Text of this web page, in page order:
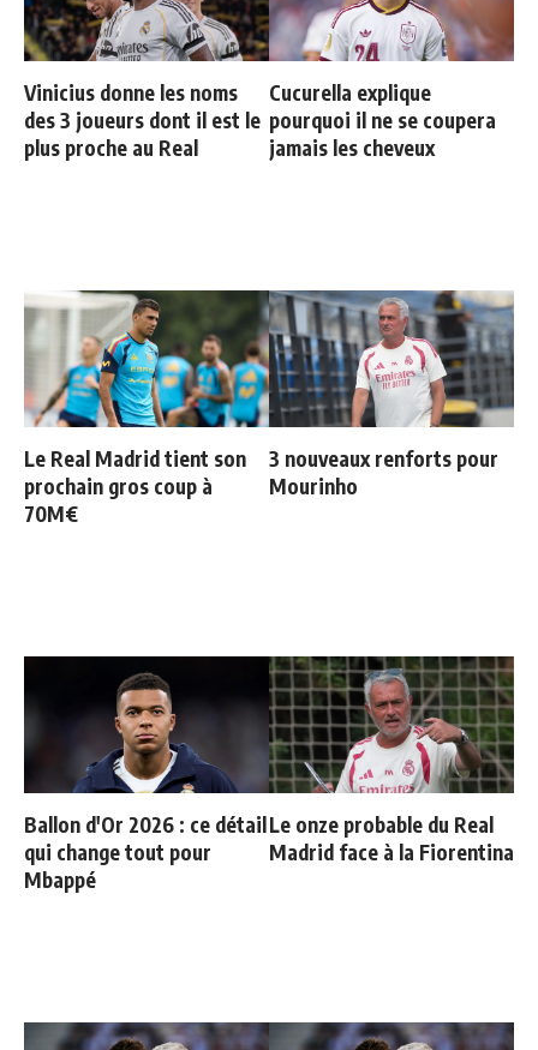
Vinicius donne les noms
des 3 joueurs dont il est le
plus proche au Real
Cucurella explique
pourquoi il ne se coupera
jamais les cheveux
Le Real Madrid tient son
prochain gros coup à
70M€
3 nouveaux renforts pour
Mourinho
Ballon d'Or 2026 : ce détail
qui change tout pour
Mbappé
Le onze probable du Real
Madrid face à la Fiorentina